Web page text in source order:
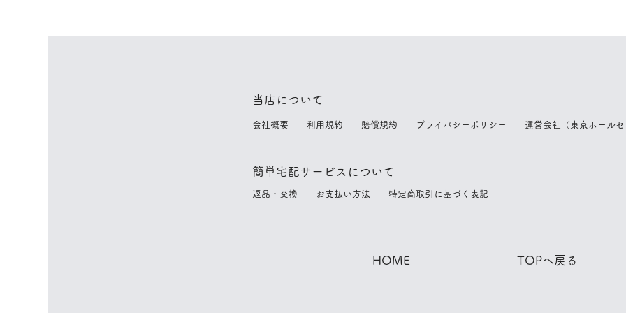
当店について
​会社概要 利用規約 賠償規約 プライバシーポリシー 運営会社（東京ホールセ
簡単宅配サービスについて
​返品・交換 お支払い方法 特定商取引に基づく表記
​HOME ​TOPへ戻る